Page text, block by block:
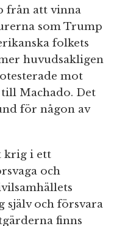
från att vinna
som Trump
folkets
huvudsakligen
mot
Machado. Det
för någon av
krig i ett
och
själv och försvara
finns